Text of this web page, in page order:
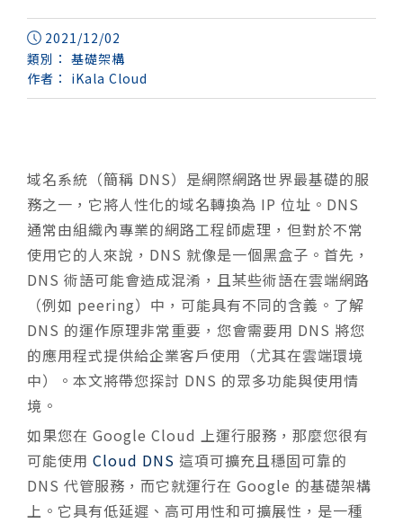
2021/12/02
類別： 基礎架構
作者： iKala Cloud
域名系統（簡稱 DNS）是網際網路世界最基礎的服
務之一，它將人性化的域名轉換為 IP 位址。DNS
通常由組織內專業的網路工程師處理，但對於不常
使用它的人來說，DNS 就像是一個黑盒子。首先，
DNS 術語可能會造成混淆，且某些術語在雲端網路
（例如 peering）中，可能具有不同的含義。了解
DNS 的運作原理非常重要，您會需要用 DNS 將您
的應用程式提供給企業客戶使用（尤其在雲端環境
中）。本文將帶您探討 DNS 的眾多功能與使用情
境。
如果您在 Google Cloud 上運行服務，那麼您很有
可能使用 Cloud DNS 這項可擴充且穩固可靠的
DNS 代管服務，而它就運行在 Google 的基礎架構
上。它具有低延遲、高可用性和可擴展性，是一種